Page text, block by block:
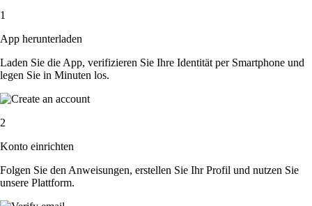
1
App herunterladen
Laden Sie die App, verifizieren Sie Ihre Identität per Smartphone und
legen Sie in Minuten los.
2
Konto einrichten
Folgen Sie den Anweisungen, erstellen Sie Ihr Profil und nutzen Sie
unsere Plattform.